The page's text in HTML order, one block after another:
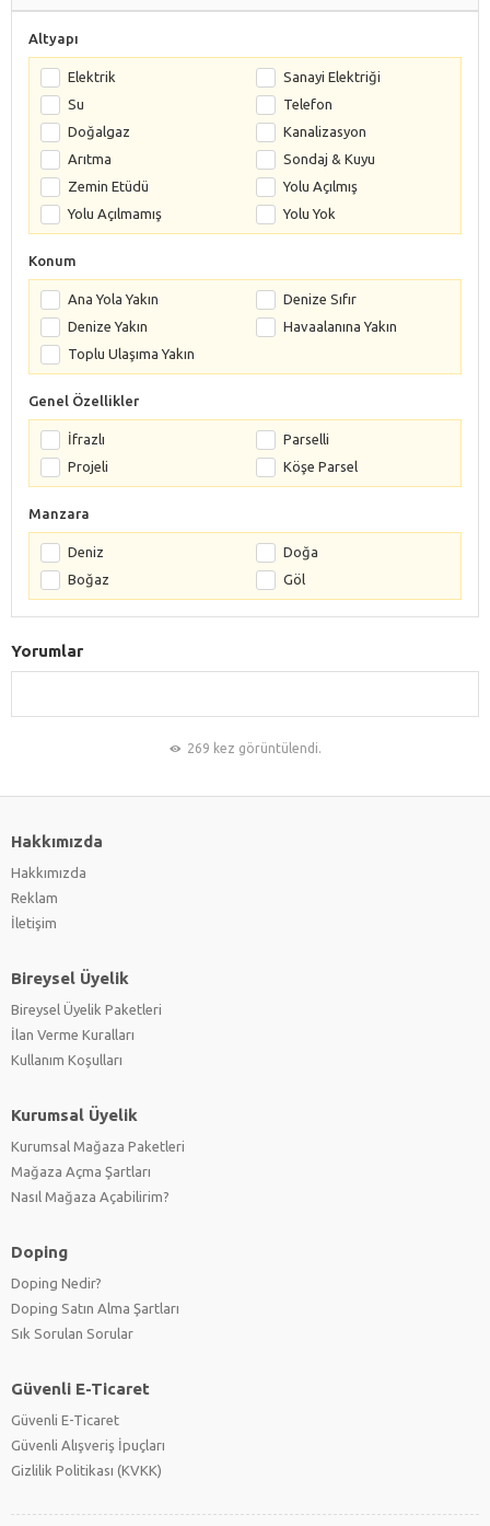
Altyapı
Elektrik
Sanayi Elektriği
Su
Telefon
Doğalgaz
Kanalizasyon
Arıtma
Sondaj & Kuyu
Zemin Etüdü
Yolu Açılmış
Yolu Açılmamış
Yolu Yok
Konum
Ana Yola Yakın
Denize Sıfır
Denize Yakın
Havaalanına Yakın
Toplu Ulaşıma Yakın
Genel Özellikler
İfrazlı
Parselli
Projeli
Köşe Parsel
Manzara
Deniz
Doğa
Boğaz
Göl
Yorumlar
269 kez görüntülendi.
Hakkımızda
Hakkımızda
Reklam
İletişim
Bireysel Üyelik
Bireysel Üyelik Paketleri
İlan Verme Kuralları
Kullanım Koşulları
Kurumsal Üyelik
Kurumsal Mağaza Paketleri
Mağaza Açma Şartları
Nasıl Mağaza Açabilirim?
Doping
Doping Nedir?
Doping Satın Alma Şartları
Sık Sorulan Sorular
Güvenli E-Ticaret
Güvenli E-Ticaret
Güvenli Alışveriş İpuçları
Gizlilik Politikası (KVKK)